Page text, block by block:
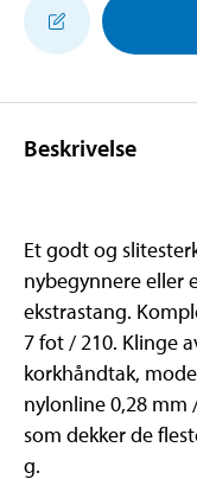
Beskrivelse
Et godt og
nybegynnere eller
ekstrastang.
7 fot / 210. Klinge
korkhåndtak,
nylonline 0,28 mm
som dekker de
g.